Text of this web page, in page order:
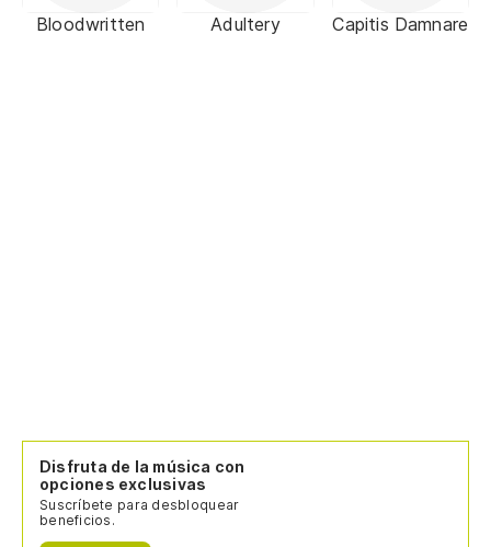
Bloodwritten Adultery Capitis Damnare
Disfruta de la música con
opciones exclusivas
Suscríbete para desbloquear
beneficios.